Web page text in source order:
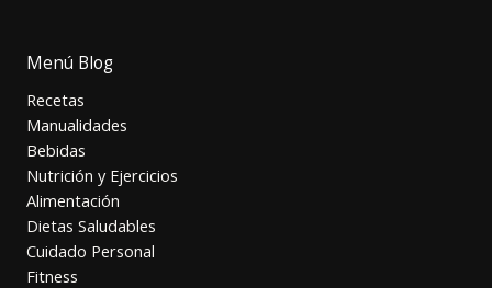
Menú Blog
Recetas
Manualidades
Bebidas
Nutrición y Ejercicios
Alimentación
Dietas Saludables
Cuidado Personal
Fitness